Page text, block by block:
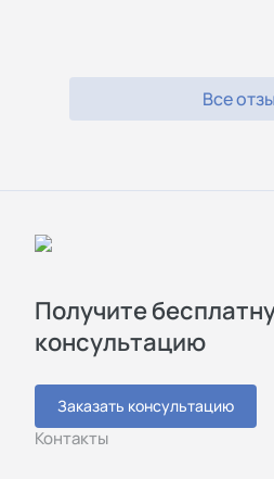
Все
Получите
консультацию
Заказать консультацию
Контакты